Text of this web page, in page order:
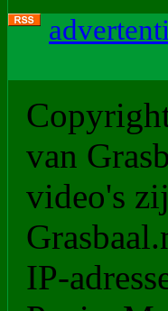
van
video's
IP-